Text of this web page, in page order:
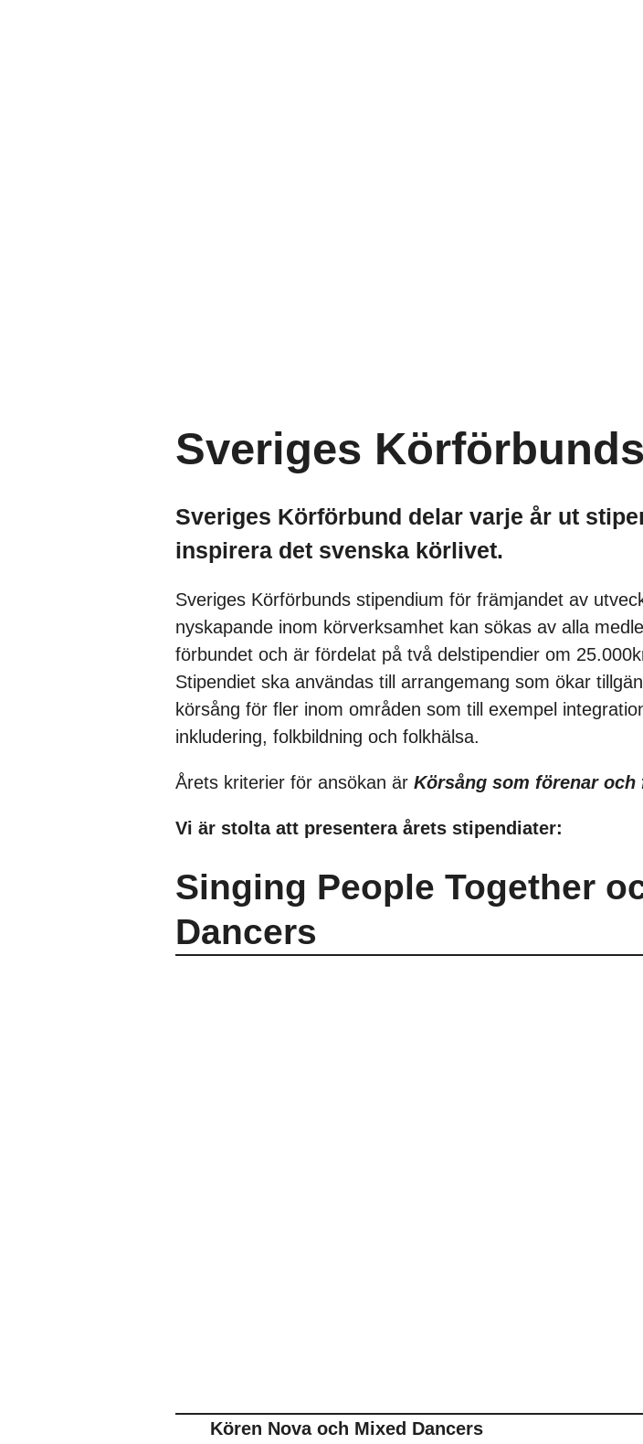
Sveriges
Sveriges Körförbund delar varje år ut
inspirera det svenska körlivet.
Sveriges Körförbunds stipendium för främjandet av
nyskapande inom körverksamhet kan sökas av alla
förbundet och är fördelat på två delstipendier om
Stipendiet ska användas till arrangemang som ökar
körsång för fler inom områden som till exempel
inkludering, folkbildning och folkhälsa.
Årets kriterier för ansökan är Körsång som förenar och
Vi är stolta att presentera årets stipendiater:
Singing People Together
Dancers
Kören Nova och Mixed Dancers